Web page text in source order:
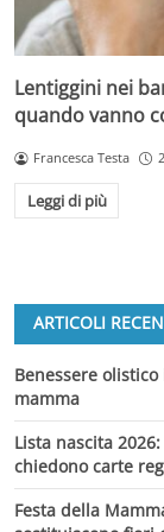
Lentiggini nei
quando vanno
Francesca Testa
Leggi di più
ARTICOLI
Benessere
mamma
Lista nascita
chiedono carte
Festa della